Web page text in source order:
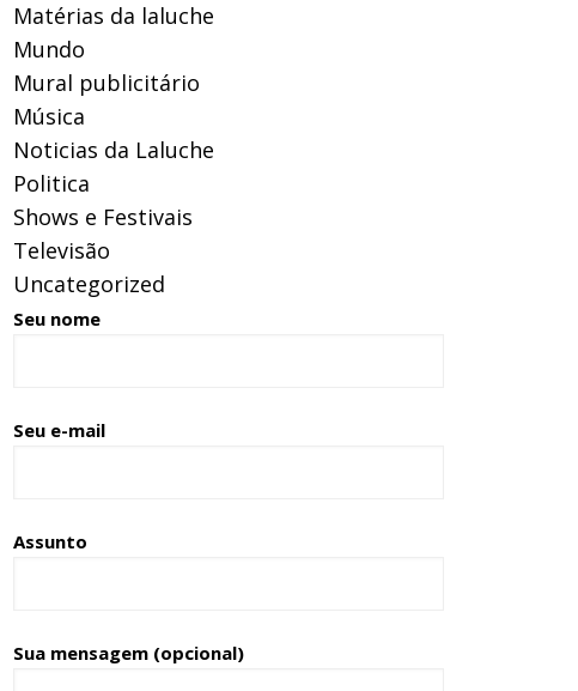
Matérias da laluche
Mundo
Mural publicitário
Música
Noticias da Laluche
Politica
Shows e Festivais
Televisão
Uncategorized
Seu nome
Seu e-mail
Assunto
Sua mensagem (opcional)